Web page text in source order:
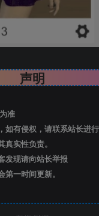
声明
准
有侵权，请联系站长进行
实性负责。
发现请向站长举报
一时间更新。